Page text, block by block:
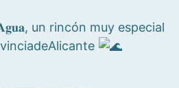
𝐀𝐠𝐮𝐚, un rincón muy especial